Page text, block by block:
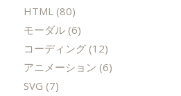
HTML (80)
モーダル(6)
コーディング(12)
アニメーション (6)
SVG (7)